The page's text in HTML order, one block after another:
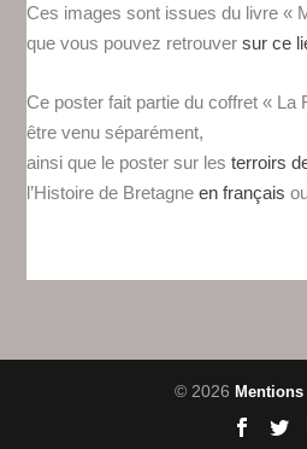
Ces images sont issues du livre «
que vous pouvez retrouversur ce
Ce poster fait partie du coffret « La
être venu séparément,
ainsi que le poster sur lesterroirs
l’Histoire de Bretagneen français
© 2026 Mentions